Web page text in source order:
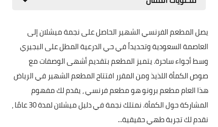
يصل المطعم الفرنسي الشهير الحاصل على نجمة ميشلان إلى
العاصمة السعودية وتحديداً في حي الدرعية المطل على البجيري
وسط أجواء ساحرة. يتميز المطعم بتقديم أشهى الوصفات مع
صوص الكمأة اللذيذ ومن المقرر افتتاح المطعم الشهير في الرياض
هذا العام مطعم برونو هو مطعم فرنسي ، يقدم لك مفهوم
المشاركة حول الكمأة. نمتلك نجمة في دليل ميشلان لمدة 30 عامًا ،
نقدم لك تجربة طهي حقيقية...